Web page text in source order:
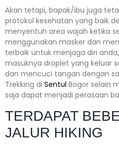
Akan tetapi, bapak/ibu juga
protokol kesehatan yang baik
menyentuh area wajah ketika
menggunakan masker dan
terbaik untuk menjaga diri
masuknya droplet yang keluar
dan mencuci tangan dengan
Trekking di Sentul Bogor selain
saja dapat menjadi perasaan
TERDAPAT
JALUR HIKING